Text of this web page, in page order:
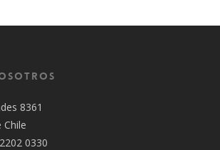
8361
Chile
0330